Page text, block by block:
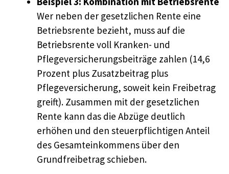
Wer neben der gesetzlichen Rente eine
Betriebsrente bezieht, muss auf die
Betriebsrente voll Kranken- und
Pflegeversicherungsbeiträge zahlen (14,6
Prozent plus Zusatzbeitrag plus
Pflegeversicherung, soweit kein Freibetrag
greift). Zusammen mit der gesetzlichen
Rente kann das die Abzüge deutlich
erhöhen und den steuerpflichtigen Anteil
des Gesamteinkommens über den
Grundfreibetrag schieben.